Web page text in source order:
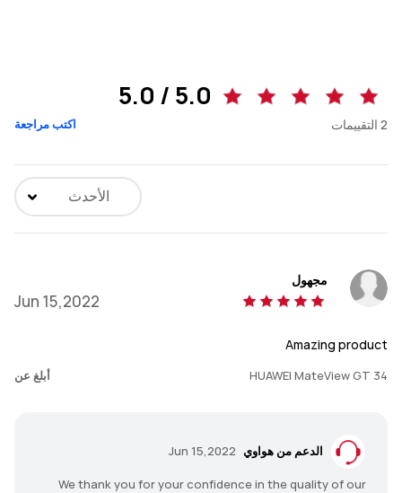
5.0 / 5.0
2 التقييمات اكتب مراجعة
الأحدث
مجهول
Jun 15,2022
Amazing product
HUAWEI MateView GT 34 أبلغ عن
الدعم من هواوي Jun 15,2022
We thank you for your confidence in the quality of our